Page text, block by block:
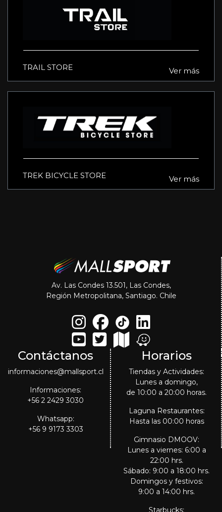
TRAIL STORE Ver más
TREK BICYCLE STORE Ver más
Av. Las Condes 13.501, Las Condes,
Región Metropolitana, Santiago. Chile
Contáctanos
informaciones@mallsport.cl
Informaciones:
+56 2 2429 3030
Whatsapp:
+56 9 9173 3303
Horarios
Tiendas y Actividades:
Lunes a domingo,
de 10:00 a 20:00 horas.
Laguna Restaurantes:
Hasta las 00:00 horas
Gimnasio DMOOV:
Lunes a viernes: 6:00 a
22:00 hrs.
Sábado: 9:00 a 18:00 hrs.
Domingos y festivos:
9:00 a 14:00 hrs.
Starbucks: